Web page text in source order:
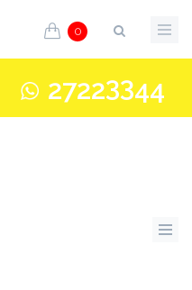
0
27223344